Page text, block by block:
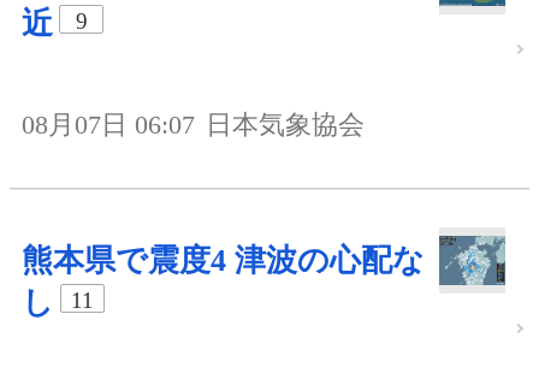
近
9
08月07日 06:07 日本気象協会
熊本県で震度4 津波の心配な
し
11